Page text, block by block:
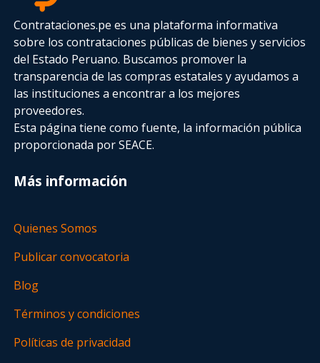
Contrataciones.pe es una plataforma informativa
sobre los contrataciones públicas de bienes y servicios
del Estado Peruano. Buscamos promover la
transparencia de las compras estatalesy ayudamos a
las instituciones a encontrar a los mejores
proveedores.
Esta página tiene como fuente, la información pública
proporcionada por SEACE.
Más información
Quienes Somos
Publicar convocatoria
Blog
Términos y condiciones
Políticas de privacidad